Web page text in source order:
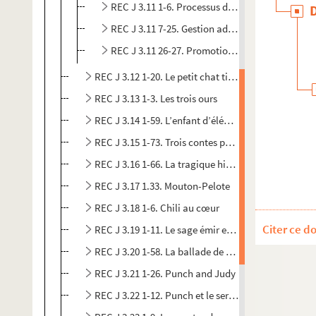
REC J 3.11 1-6. Processus de création.
REC J 3.11 7-25. Gestion administrative.
REC J 3.11 26-27. Promotion et publicité.
REC J 3.12 1-20. Le petit chat timide
REC J 3.13 1-3. Les trois ours
REC J 3.14 1-59. L’enfant d’éléphant
REC J 3.15 1-73. Trois contes populaires chinois
REC J 3.16 1-66. La tragique histoire et la fin
REC J 3.17 1.33. Mouton-Pelote
REC J 3.18 1-6. Chili au cœur
REC J 3.19 1-11. Le sage émir et l’oiseau ocellé
REC J 3.20 1-58. La ballade de Mister Punch
REC J 3.21 1-26. Punch and Judy
REC J 3.22 1-12. Punch et le serpent arc-en-ciel
Citer ce